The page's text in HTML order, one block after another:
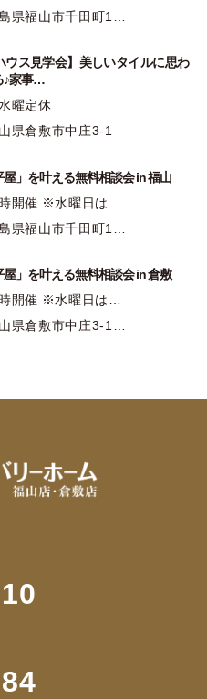
県福山市千田町1…
ウス見学会】美しいタイルに思わ
♪家事…
曜定休
県倉敷市中庄3-1
屋」を叶える無料相談会 in 福山
開催 ※水曜日は…
県福山市千田町1…
屋」を叶える無料相談会 in 倉敷
開催 ※水曜日は…
県倉敷市中庄3-1…